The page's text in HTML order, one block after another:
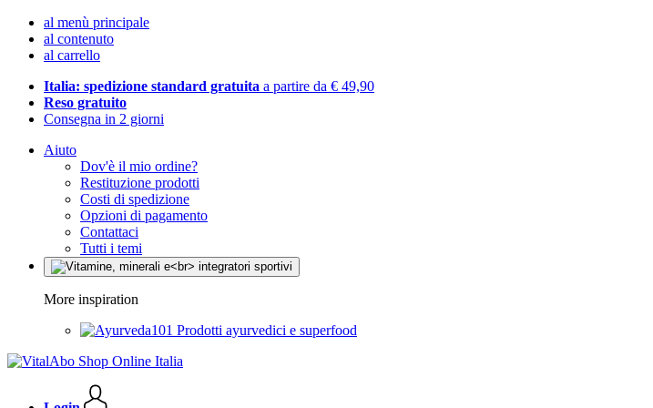
al menù principale
al contenuto
al carrello
Italia: spedizione standard gratuita a partire da € 49,90
Reso gratuito
Consegna in 2 giorni
Aiuto
Dov'è il mio ordine?
Restituzione prodotti
Costi di spedizione
Opzioni di pagamento
Contattaci
Tutti i temi
More inspiration
Prodotti ayurvedici e superfood